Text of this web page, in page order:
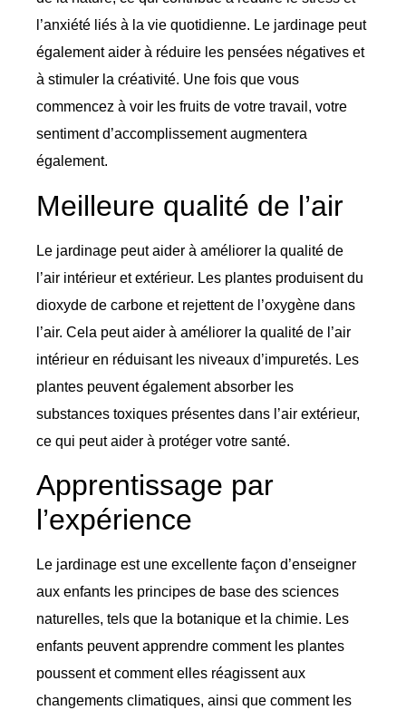
l’anxiété liés à la vie quotidienne. Le jardinage peut
également aider à réduire les pensées négatives et
à stimuler la créativité. Une fois que vous
commencez à voir les fruits de votre travail, votre
sentiment d’accomplissement augmentera
également.
Meilleure qualité de l’air
Le jardinage peut aider à améliorer la qualité de
l’air intérieur et extérieur. Les plantes produisent du
dioxyde de carbone et rejettent de l’oxygène dans
l’air. Cela peut aider à améliorer la qualité de l’air
intérieur en réduisant les niveaux d’impuretés. Les
plantes peuvent également absorber les
substances toxiques présentes dans l’air extérieur,
ce qui peut aider à protéger votre santé.
Apprentissage par
l’expérience
Le jardinage est une excellente façon d’enseigner
aux enfants les principes de base des sciences
naturelles, tels que la botanique et la chimie. Les
enfants peuvent apprendre comment les plantes
poussent et comment elles réagissent aux
changements climatiques, ainsi que comment les